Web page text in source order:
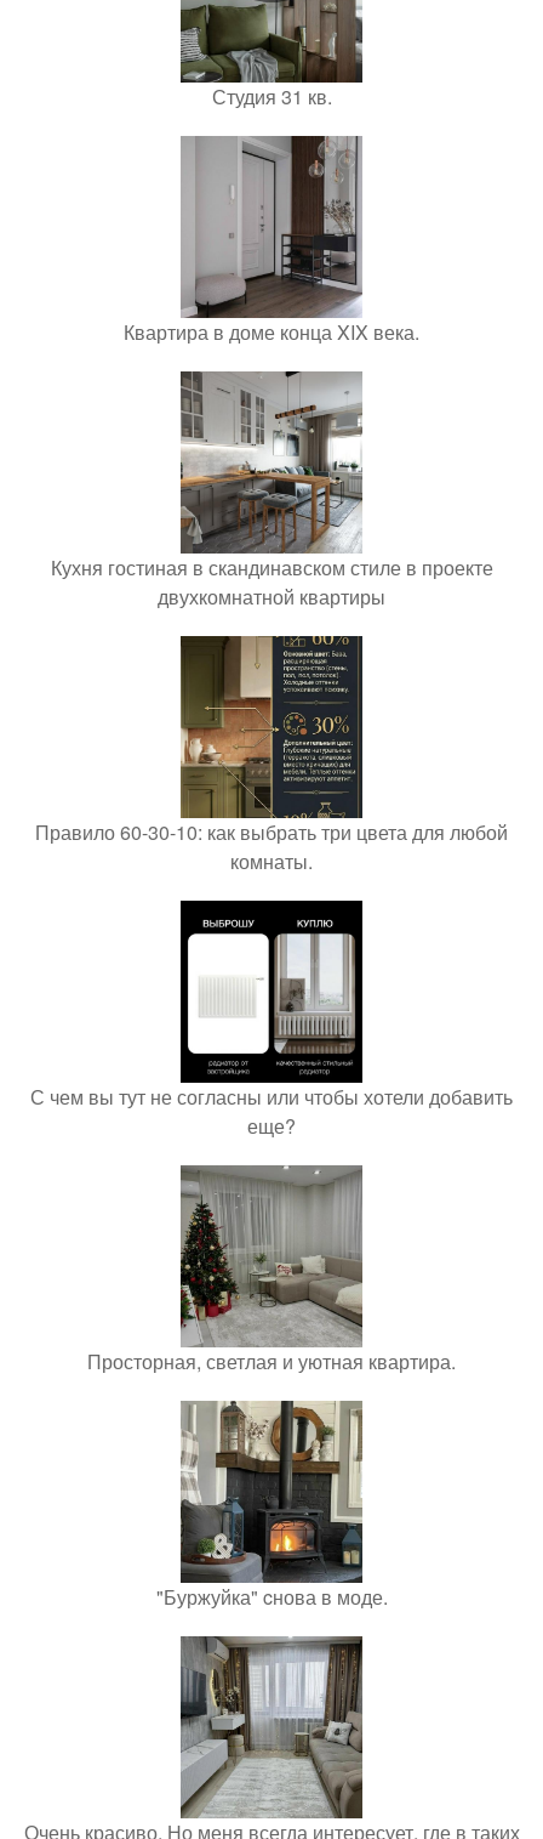
Студия 31 кв.
Квартира в доме конца XIX века.
Кухня гостиная в скандинавском стиле в проекте
двухкомнатной квартиры
Правило 60-30-10: как выбрать три цвета для любой
комнаты.
С чем вы тут не согласны или чтобы хотели добавить
еще?
Просторная, светлая и уютная квартира.
"Буржуйка" cнова в моде.
Очень красиво. Но меня всегда интересует, где в таких